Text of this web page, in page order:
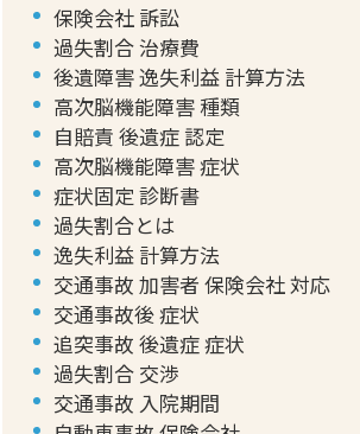
保険会社 訴訟
過失割合 治療費
後遺障害 逸失利益 計算方法
高次脳機能障害 種類
自賠責 後遺症 認定
高次脳機能障害 症状
症状固定 診断書
過失割合とは
逸失利益 計算方法
交通事故 加害者 保険会社 対応
交通事故後 症状
追突事故 後遺症 症状
過失割合 交渉
交通事故 入院期間